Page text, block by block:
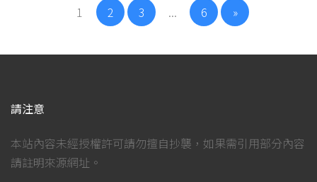
1 2 3 ... 6 »
請注意
本站內容未經授權許可請勿擅自抄襲，如果需引用部分內容
請註明來源網址。